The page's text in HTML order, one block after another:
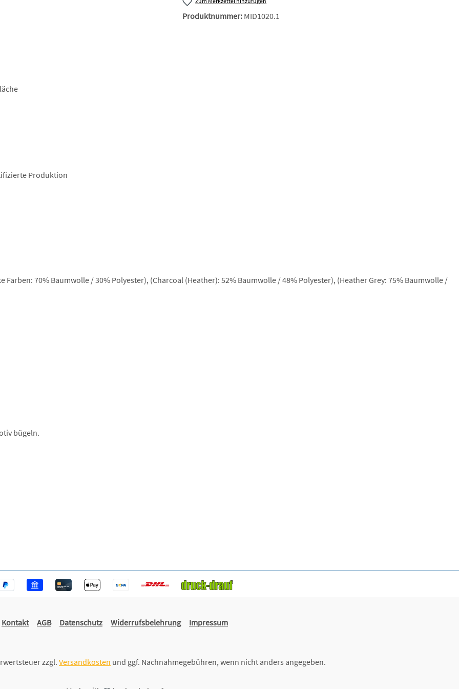
Produktnummer: MID1020.1
Produktion
Farben: 70% Baumwolle / 30% Polyester), (Charcoal (Heather): 52% Baumwolle / 48% Polyester), (Heather Grey: 75% Baumwolle /
bügeln.
Kontakt AGB Datenschutz Widerrufsbelehrung Impressum
zzgl. Versandkosten und ggf. Nachnahmegebühren, wenn nicht anders angegeben.